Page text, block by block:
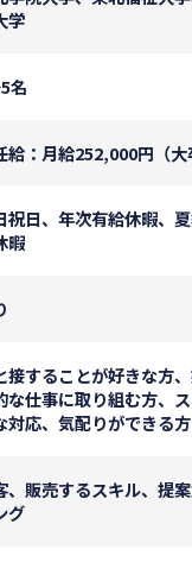
学
名
給：月給252,000円（大
祝日、年次有給休暇、
暇
接することが好きな方
な仕事に取り組む方、
対応、気配りができる方
、販売するスキル、提
グ